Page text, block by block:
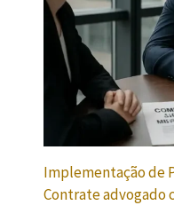
Implementação de
Contrate advogado